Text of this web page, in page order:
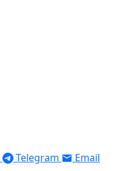
Telegram Email